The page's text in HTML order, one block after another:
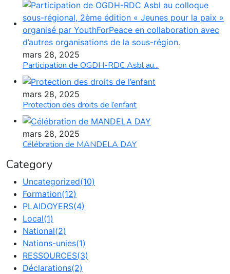
mars 28, 2025
Participation de OGDH-RDC Asbl au...
mars 28, 2025
Protection des droits de l’enfant
mars 28, 2025
Célébration de MANDELA DAY
Category
Uncategorized(10)
Formation(12)
PLAIDOYERS(4)
Local(1)
National(2)
Nations-unies(1)
RESSOURCES(3)
Déclarations(2)